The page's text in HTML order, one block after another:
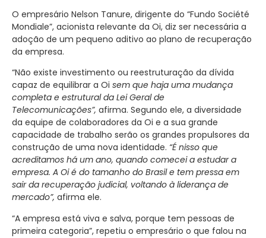
O empresário Nelson Tanure, dirigente do “Fundo Société
Mondiale”, acionista relevante da Oi, diz ser necessária a
adoção de um pequeno aditivo ao plano de recuperação
da empresa.
“Não existe investimento ou reestruturação da dívida
capaz de equilibrar a Oi sem que haja uma mudança
completa e estrutural da Lei Geral de
Telecomunicações”, afirma. Segundo ele, a diversidade
da equipe de colaboradores da Oi e a sua grande
capacidade de trabalho serão os grandes propulsores da
construção de uma nova identidade. “É nisso que
acreditamos há um ano, quando comecei a estudar a
empresa. A Oi é do tamanho do Brasil e tem pressa em
sair da recuperação judicial, voltando à liderança de
mercado”, afirma ele.
“A empresa está viva e salva, porque tem pessoas de
primeira categoria”, repetiu o empresário o que falou na